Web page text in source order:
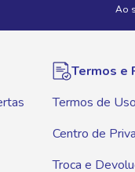
Ao
Termos e
Termos de Uso
Centro de
Troca e